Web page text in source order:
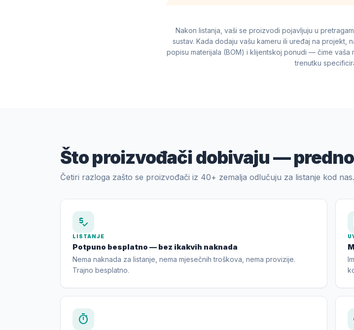
Nakon listanja, vaši se proizvodi pojavljuju u
sustav. Kada dodaju vašu kameru ili uređaj na projekt,
popisu materijala (BOM) i klijentskoj ponudi — čime
trenutku
Što proizvođači dobivaju —
Četiri razloga zašto se proizvođači iz 40+ zemalja odlučuju za listanje kod nas.
price_check
LISTANJE
Potpuno besplatno — bez ikakvih naknada
Nema naknada za listanje, nema mjesečnih troškova, nema provizije.
Trajno besplatno.
timer